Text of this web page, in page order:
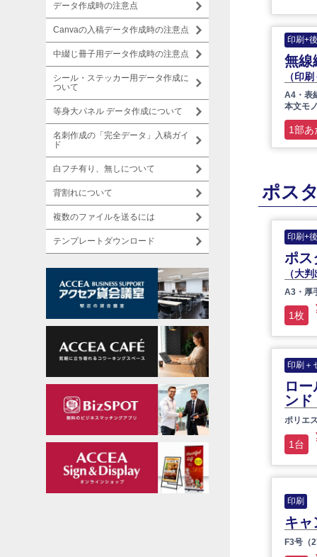
印刷+
無線
（印
A4・表
本文モ
1部あ
ポス
印刷+
ポス
（大
A3・厚
1枚
印刷＋
ロ
ンド
ポリエ
1台
印刷
キャ
F3号（
データ作成時の注意点
Canvaの入稿データ作成時の注意点
中綴じ冊子用データ作成時の注意点
シール・ステッカー用データ作成に
ついて
等身大パネル データ作成について
名刺作成の「完全データ」入稿ガイ
ド
白フチ有り、無しについて
背割れについて
複数のファイルを送るには
テンプレートダウンロード